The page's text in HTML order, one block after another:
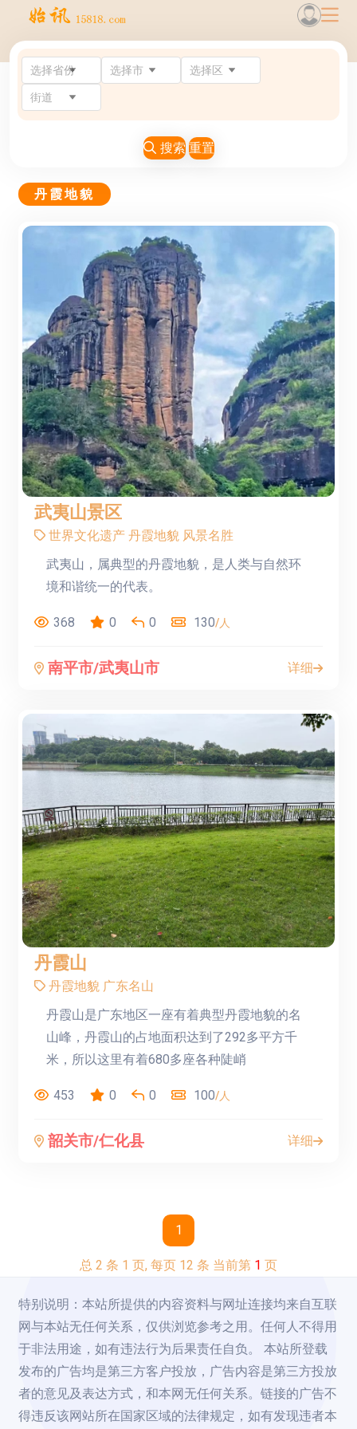
选择省份 选择市 选择区
街道
搜索 重置
丹霞地貌
武夷山景区
世界文化遗产 丹霞地貌 风景名胜
武夷山，属典型的丹霞地貌，是人类与自然环
境和谐统一的代表。
368 0 0 130/人
南平市/武夷山市 详细
丹霞山
丹霞地貌 广东名山
丹霞山是广东地区一座有着典型丹霞地貌的名
山峰，丹霞山的占地面积达到了292多平方千
米，所以这里有着680多座各种陡峭
453 0 0 100/人
韶关市/仁化县 详细
1
总 2 条 1 页, 每页 12 条 当前第 1 页
特别说明：本站所提供的内容资料与网址连接均来自互联
网与本站无任何关系，仅供浏览参考之用。任何人不得用
于非法用途，如有违法行为后果责任自负。 本站所登载
发布的广告均是第三方客户投放，广告内容是第三方投放
者的意见及表达方式，和本网无任何关系。链接的广告不
得违反该网站所在国家区域的法律规定，如有发现违者本